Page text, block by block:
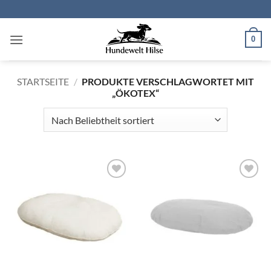
Inhalt
springen
0
STARTSEITE / PRODUKTE VERSCHLAGWORTET MIT
„ÖKOTEX“